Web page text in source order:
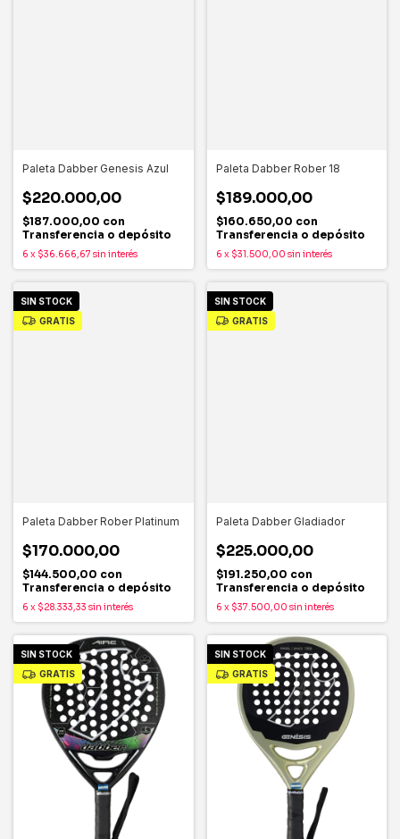
Paleta Dabber Genesis Azul
$220.000,00
$187.000,00 con
Transferencia o depósito
6 x $36.666,67 sin interés
Paleta Dabber Rober 18
$189.000,00
$160.650,00 con
Transferencia o depósito
6 x $31.500,00 sin interés
SIN STOCK
GRATIS
Paleta Dabber Rober Platinum
$170.000,00
$144.500,00 con
Transferencia o depósito
6 x $28.333,33 sin interés
SIN STOCK
GRATIS
Paleta Dabber Gladiador
$225.000,00
$191.250,00 con
Transferencia o depósito
6 x $37.500,00 sin interés
SIN STOCK
GRATIS
SIN STOCK
GRATIS